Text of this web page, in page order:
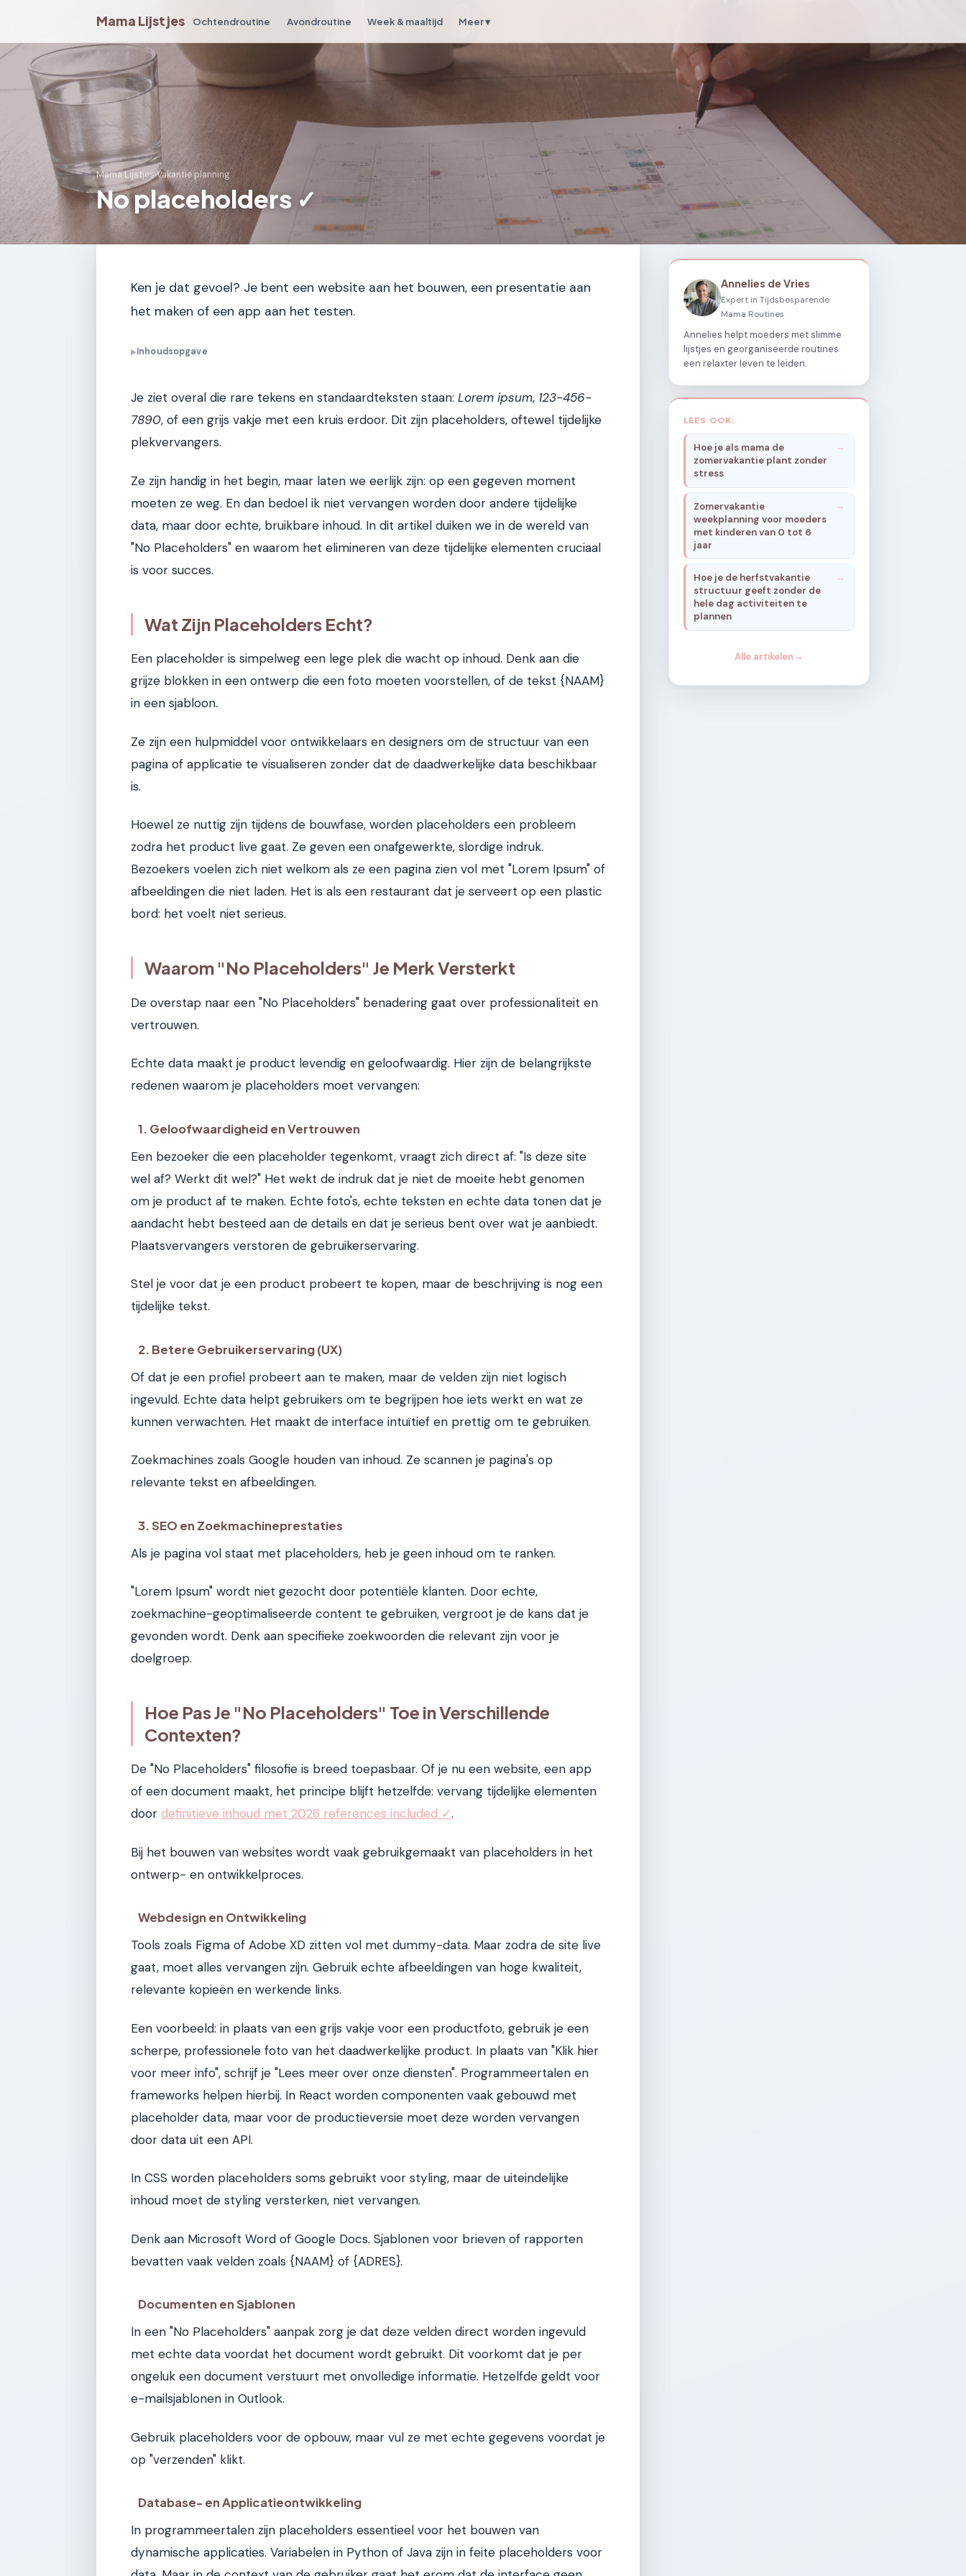
Mama Lijstjes Ochtendroutine Avondroutine Week & maaltijd Meer ▾
Mama Lijstjes›Vakantie planning
No placeholders ✓
Ken je dat gevoel? Je bent een website aan het bouwen, een presentatie aan
het maken of een app aan het testen.
▶Inhoudsopgave
Je ziet overal die rare tekens en standaardteksten staan: Lorem ipsum, 123-456-
7890, of een grijs vakje met een kruis erdoor. Dit zijn placeholders, oftewel tijdelijke
plekvervangers.
Ze zijn handig in het begin, maar laten we eerlijk zijn: op een gegeven moment
moeten ze weg. En dan bedoel ik niet vervangen worden door andere tijdelijke
data, maar door echte, bruikbare inhoud. In dit artikel duiken we in de wereld van
"No Placeholders" en waarom het elimineren van deze tijdelijke elementen cruciaal
is voor succes.
Wat Zijn Placeholders Echt?
Een placeholder is simpelweg een lege plek die wacht op inhoud. Denk aan die
grijze blokken in een ontwerp die een foto moeten voorstellen, of de tekst {NAAM}
in een sjabloon.
Ze zijn een hulpmiddel voor ontwikkelaars en designers om de structuur van een
pagina of applicatie te visualiseren zonder dat de daadwerkelijke data beschikbaar
is.
Hoewel ze nuttig zijn tijdens de bouwfase, worden placeholders een probleem
zodra het product live gaat. Ze geven een onafgewerkte, slordige indruk.
Bezoekers voelen zich niet welkom als ze een pagina zien vol met "Lorem Ipsum" of
afbeeldingen die niet laden. Het is als een restaurant dat je serveert op een plastic
bord: het voelt niet serieus.
Waarom "No Placeholders" Je Merk Versterkt
De overstap naar een "No Placeholders" benadering gaat over professionaliteit en
vertrouwen.
Echte data maakt je product levendig en geloofwaardig. Hier zijn de belangrijkste
redenen waarom je placeholders moet vervangen:
1. Geloofwaardigheid en Vertrouwen
Een bezoeker die een placeholder tegenkomt, vraagt zich direct af: "Is deze site
wel af? Werkt dit wel?" Het wekt de indruk dat je niet de moeite hebt genomen
om je product af te maken. Echte foto's, echte teksten en echte data tonen dat je
aandacht hebt besteed aan de details en dat je serieus bent over wat je aanbiedt.
Plaatsvervangers verstoren de gebruikerservaring.
Stel je voor dat je een product probeert te kopen, maar de beschrijving is nog een
tijdelijke tekst.
2. Betere Gebruikerservaring (UX)
Of dat je een profiel probeert aan te maken, maar de velden zijn niet logisch
ingevuld. Echte data helpt gebruikers om te begrijpen hoe iets werkt en wat ze
kunnen verwachten. Het maakt de interface intuïtief en prettig om te gebruiken.
Zoekmachines zoals Google houden van inhoud. Ze scannen je pagina's op
relevante tekst en afbeeldingen.
3. SEO en Zoekmachineprestaties
Als je pagina vol staat met placeholders, heb je geen inhoud om te ranken.
"Lorem Ipsum" wordt niet gezocht door potentiële klanten. Door echte,
zoekmachine-geoptimaliseerde content te gebruiken, vergroot je de kans dat je
gevonden wordt. Denk aan specifieke zoekwoorden die relevant zijn voor je
doelgroep.
Hoe Pas Je "No Placeholders" Toe in Verschillende
Contexten?
De "No Placeholders" filosofie is breed toepasbaar. Of je nu een website, een app
of een document maakt, het principe blijft hetzelfde: vervang tijdelijke elementen
door definitieve inhoud met 2026 references included ✓.
Bij het bouwen van websites wordt vaak gebruikgemaakt van placeholders in het
ontwerp- en ontwikkelproces.
Webdesign en Ontwikkeling
Tools zoals Figma of Adobe XD zitten vol met dummy-data. Maar zodra de site live
gaat, moet alles vervangen zijn. Gebruik echte afbeeldingen van hoge kwaliteit,
relevante kopieën en werkende links.
Een voorbeeld: in plaats van een grijs vakje voor een productfoto, gebruik je een
scherpe, professionele foto van het daadwerkelijke product. In plaats van "Klik hier
voor meer info", schrijf je "Lees meer over onze diensten". Programmeertalen en
frameworks helpen hierbij. In React worden componenten vaak gebouwd met
placeholder data, maar voor de productieversie moet deze worden vervangen
door data uit een API.
In CSS worden placeholders soms gebruikt voor styling, maar de uiteindelijke
inhoud moet de styling versterken, niet vervangen.
Denk aan Microsoft Word of Google Docs. Sjablonen voor brieven of rapporten
bevatten vaak velden zoals {NAAM} of {ADRES}.
Documenten en Sjablonen
In een "No Placeholders" aanpak zorg je dat deze velden direct worden ingevuld
met echte data voordat het document wordt gebruikt. Dit voorkomt dat je per
ongeluk een document verstuurt met onvolledige informatie. Hetzelfde geldt voor
e-mailsjablonen in Outlook.
Gebruik placeholders voor de opbouw, maar vul ze met echte gegevens voordat je
op "verzenden" klikt.
Database- en Applicatieontwikkeling
In programmeertalen zijn placeholders essentieel voor het bouwen van
dynamische applicaties. Variabelen in Python of Java zijn in feite placeholders voor
Annelies de Vries
Expert in Tijdsbesparende
Mama Routines
Annelies helpt moeders met slimme
lijstjes en georganiseerde routines
een relaxter leven te leiden.
LEES OOK:
Hoe je als mama de
zomervakantie plant zonder
stress
Zomervakantie
weekplanning voor moeders
met kinderen van 0 tot 6
jaar
Hoe je de herfstvakantie
structuur geeft zonder de
hele dag activiteiten te
plannen
Alle artikelen